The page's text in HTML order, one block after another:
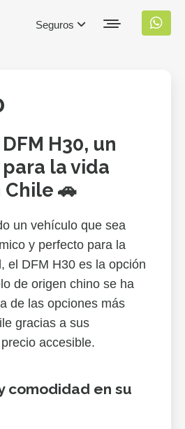
Seguros
H30, un
la vida
🚗
un vehículo que sea
y perfecto para la
el DFM H30 es la opción
de origen chino se ha
de las opciones más
gracias a sus
accesible.
comodidad en su